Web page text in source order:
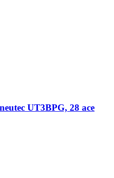
UT3BPG, 28 ace